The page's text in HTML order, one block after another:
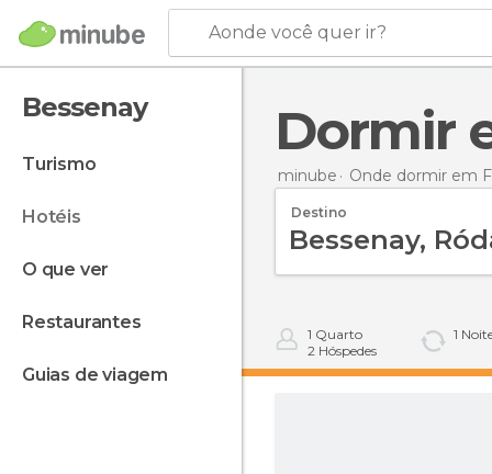
Aonde você quer ir?
Bessenay
turismo
hotéis
o que ver
restaurantes
guias de viagem
Dormir
minube Onde dormir em
Destino
1 Quarto
2 Hóspedes
1